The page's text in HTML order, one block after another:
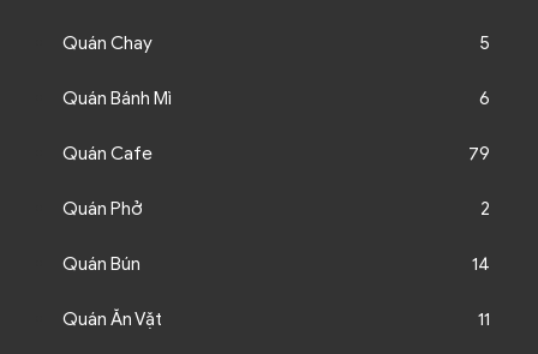
Quán Chay 5
Quán Bánh Mì 6
Quán Cafe 79
Quán Phở 2
Quán Bún 14
Quán Ăn Vặt 11